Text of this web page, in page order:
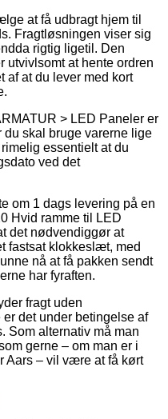
at få udbragt hjem til
Fragtløsningen viser sig
rigtig ligetil. Den
utvivlsomt at hente ordren
af at du lever med kort
> LED Paneler er
skal bruge varerne lige
essentielt at du
ved det
om 1 dags levering på en
Hvid ramme til LED
det nødvendiggør at
fastsat klokkeslæt, med
nå at få pakken sendt
har fyraften.
fragt uden
det under betingelse af
Som alternativ må man
gerne – om man er i
Aars – vil være at få kørt